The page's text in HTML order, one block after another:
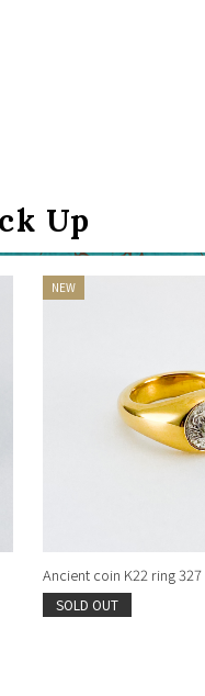
Up
Ancient coin K22 ring 327
SOLD OUT